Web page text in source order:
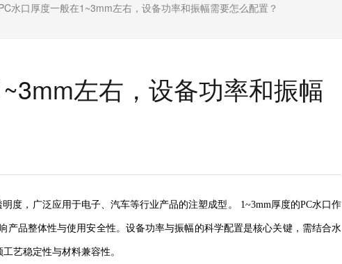
水口厚度一般在1~3mm左右，设备功率和振幅需要怎么配置？
左右，设备功率和振幅
度，广泛应用于电子、汽车等行业产品的注塑成型。 1~3mm厚度的PC水口作
产品整体性与使用安全性。设备功率与振幅的科学配置是核心关键，需结合水
艺稳定性与材料兼容性。